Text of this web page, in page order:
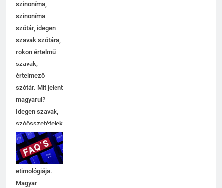
szinoníma,
szinoníma
szótár, idegen
szavak szótára,
rokon értelmű
szavak,
értelmező
szótár. Mit jelent
magyarul?
Idegen szavak,
szóösszetételek
jelentése,
magyarázata,
használata,
etimológiája.
Magyar
5
6